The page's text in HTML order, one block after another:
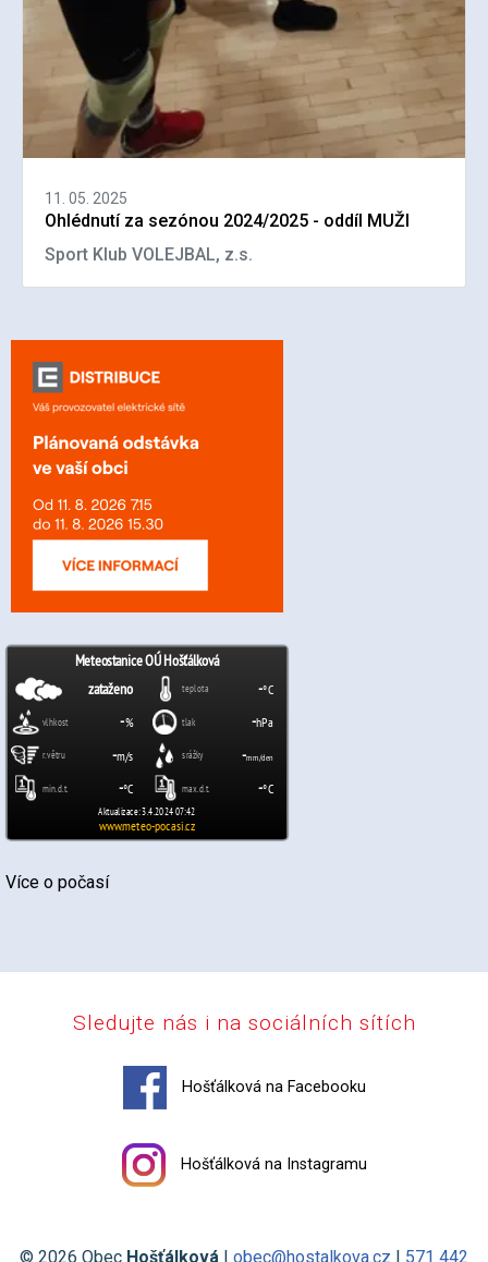
Více o počasí
11. 05. 2025
Ohlédnutí za sezónou 2024/2025 - oddíl MUŽI
Sport Klub VOLEJBAL, z.s.
Sledujte nás i na sociálních sítích
Hošťálková na Facebooku
Hošťálková na Instagramu
© 2026 Obec Hošťálková | obec@hostalkova.cz | 571 442